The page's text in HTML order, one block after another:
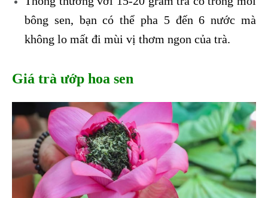
bông sen, bạn có thể pha 5 đến 6 nước mà
không lo mất đi mùi vị thơm ngon của trà.
Giá trà ướp hoa sen